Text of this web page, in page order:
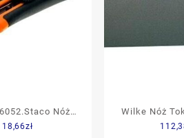
Nóż
18Mm Heavy Duty
18,66zł
Wilke Nóż
Din4952L